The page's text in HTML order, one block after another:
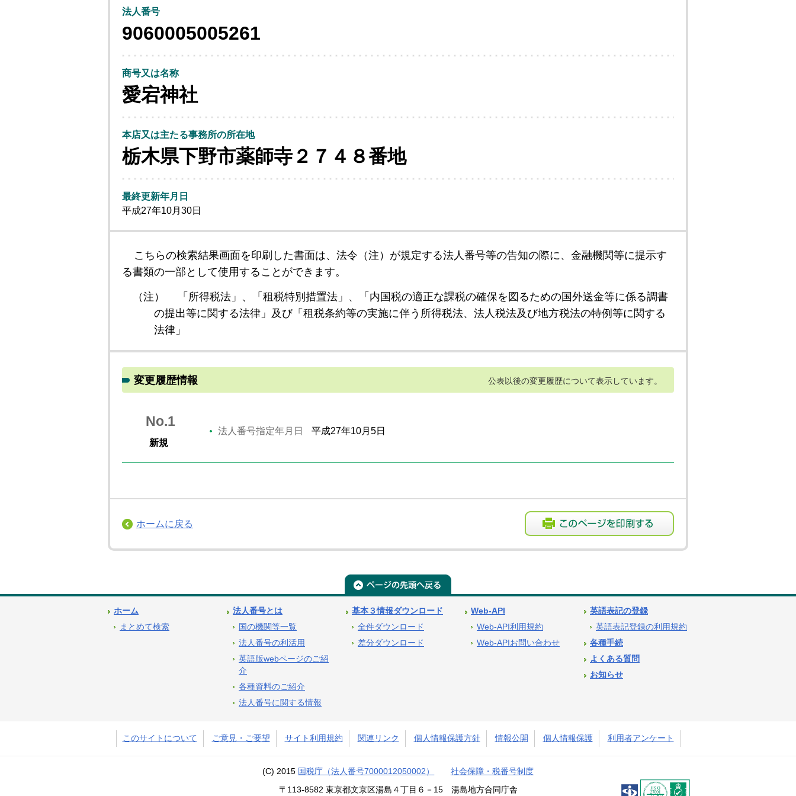
法人番号
9060005005261
商号又は名称
愛宕神社
本店又は主たる事務所の所在地
栃木県下野市薬師寺２７４８番地
最終更新年月日
平成27年10月30日
こちらの検索結果画面を印刷した書面は、法令（注）が規定する法人番号等の告知の際に、金融機関等に提示す
る書類の一部として使用することができます。
（注）
「所得税法」、「租税特別措置法」、「内国税の適正な課税の確保を図るための国外送金等に係る調書
の提出等に関する法律」及び「租税条約等の実施に伴う所得税法、法人税法及び地方税法の特例等に関する
法律」
変更履歴情報 公表以後の変更履歴について表示しています。
No.1
新規
法人番号指定年月日 平成27年10月5日
ホームに戻る
ホーム
まとめて検索
法人番号とは
国の機関等一覧
法人番号の利活用
英語版webページのご紹
介
各種資料のご紹介
法人番号に関する情報
基本３情報ダウンロード
全件ダウンロード
差分ダウンロード
Web-API
Web-API利用規約
Web-APIお問い合わせ
英語表記の登録
英語表記登録の利用規約
各種手続
よくある質問
お知らせ
このサイトについて ご意見・ご要望 サイト利用規約 関連リンク 個人情報保護方針 情報公開 個人情報保護 利用者アンケート
(C) 2015 国税庁（法人番号7000012050002） 社会保障・税番号制度
〒113-8582 東京都文京区湯島４丁目６－15 湯島地方合同庁舎